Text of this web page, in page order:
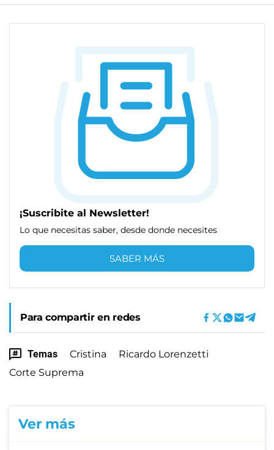
¡Suscribite al Newsletter!
Lo que necesitas saber, desde donde necesites
SABER MÁS
Para compartir en redes
Temas Cristina
Ricardo Lorenzetti
Corte Suprema
Ver más